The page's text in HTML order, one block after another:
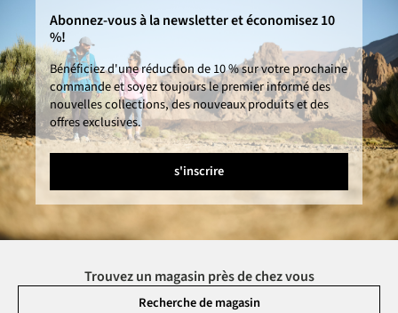
Abonnez-vous à la newsletter et économisez 10
%!
Bénéficiez d'une réduction de 10 % sur votre prochaine
commande et soyez toujours le premier informé des
nouvelles collections, des nouveaux produits et des
offres exclusives.
s'inscrire
Trouvez un magasin près de chez vous
Recherche de magasin